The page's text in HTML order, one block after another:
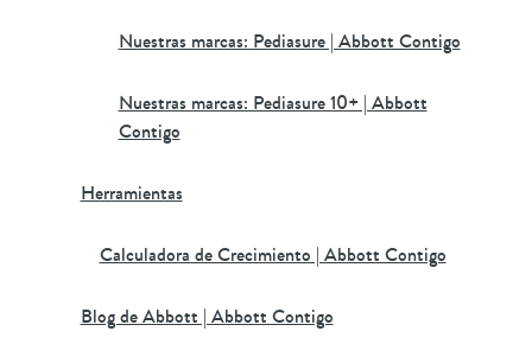
Nuestras marcas: Pediasure | Abbott Contigo
Nuestras marcas: Pediasure 10+ | Abbott
Contigo
Herramientas
Calculadora de Crecimiento | Abbott Contigo
Blog de Abbott | Abbott Contigo